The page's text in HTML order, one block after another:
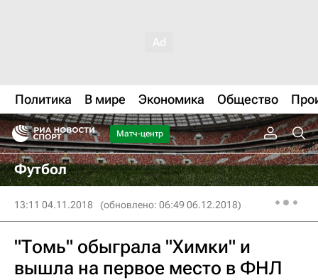
Политика В мире Экономика Общество
Матч-центр
Футбол
13:11 04.11.2018 (обновлено: 06:49 06.12.2018)
"Томь" обыграла "Химки" и
вышла на первое место в ФНЛ